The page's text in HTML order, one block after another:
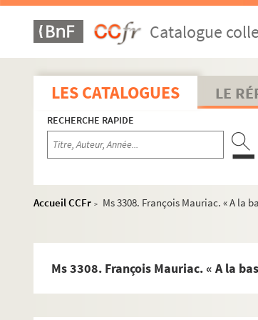
Catalogue
LES CATALOGUES LE
RECHERCHE RAPIDE
Accueil CCFr >
Ms 3308. François Mauriac. « A la
Ms 3308. François Mauriac. « A la
Ms 3193. Lettre de Serge Prokofiev à Henri
Ms 3194. Lettre de François Mauriac au Colonel
Ms 3195. Lettre de François Mauriac à Madame
Ms 3196. Camille Pitollet. « Quelques variations
Ms 3197. Jean Giraudoux. « Sodome et
Ms 3198. Correspondance inédite adressée à
Ms 3199. Louis Emié. Poèmes adressés à
Ms 3204-3285. Elie Faure. OEuvres